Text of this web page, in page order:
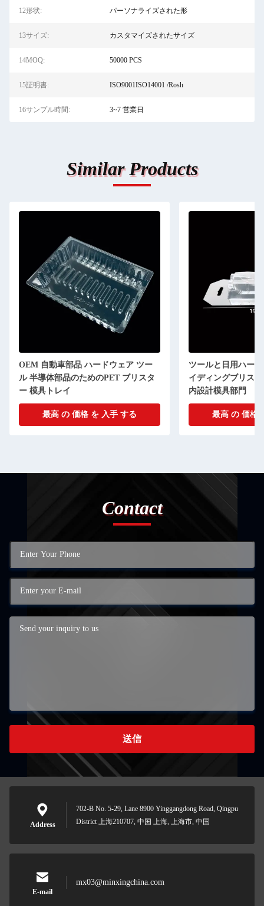
12形状: パーソナライズされた形
13サイズ: カスタマイズされたサイズ
14MOQ: 50000 PCS
15証明書: ISO9001ISO14001 /Rosh
16サンプル時間: 3~7 営業日
Similar Products
OEM 自動車部品 ハードウェア ツー
ル 半導体部品のためのPET ブリスタ
ー 模具トレイ
最高 の 価格 を 入手 する
ツールと日用ハー
イディングブリス
内設計模具部門
最高 の 価格
Contact
送信
Address
702-B No. 5-29, Lane 8900 Yinggangdong Road, Qingpu
District 上海210707, 中国 上海, 上海市, 中国
E-mail
mx03@minxingchina.com